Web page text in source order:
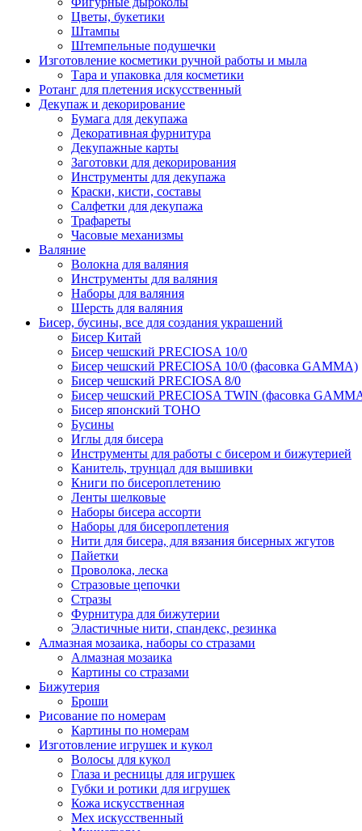
Цветы, букетики
Штампы
Штемпельные подушечки
Изготовление косметики ручной работы и мыла
Тара и упаковка для косметики
Ротанг для плетения искусственный
Декупаж и декорирование
Бумага для декупажа
Декоративная фурнитура
Декупажные карты
Заготовки для декорирования
Инструменты для декупажа
Краски, кисти, составы
Салфетки для декупажа
Трафареты
Часовые механизмы
Валяние
Волокна для валяния
Инструменты для валяния
Наборы для валяния
Шерсть для валяния
Бисер, бусины, все для создания украшений
Бисер Китай
Бисер чешский PRECIOSA 10/0
Бисер чешский PRECIOSA 10/0 (фасовка GAMMA)
Бисер чешский PRECIOSA 8/0
Бисер чешский PRECIOSA TWIN (фасовка
Бисер японский TOHO
Бусины
Иглы для бисера
Инструменты для работы с бисером и бижутерией
Канитель, трунцал для вышивки
Книги по бисероплетению
Ленты шелковые
Наборы бисера ассорти
Наборы для бисероплетения
Нити для бисера, для вязания бисерных жгутов
Пайетки
Проволока, леска
Стразовые цепочки
Стразы
Фурнитура для бижутерии
Эластичные нити, спандекс, резинка
Алмазная мозаика, наборы со стразами
Алмазная мозаика
Картины co стразами
Бижутерия
Броши
Рисование по номерам
Картины по номерам
Изготовление игрушек и кукол
Волосы для кукол
Глаза и ресницы для игрушек
Губки и ротики для игрушек
Кожа искусственная
Мех искусственный